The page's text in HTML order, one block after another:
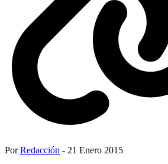
PorRedacción - 21 Enero 2015